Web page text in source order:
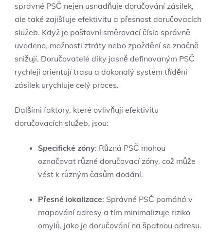
správné PSČ nejen usnadňuje doručování zásilek,
ale také zajišťuje efektivitu a přesnost doručovacích
služeb. Když je poštovní směrovací číslo správně
uvedeno, možnosti ztráty nebo zpoždění se značně
snižují. Doručovatelé díky jasně definovaným PSČ
rychleji orientují trasu a dokonalý systém třídění
zásilek urychluje celý proces.
Dalšími faktory, které ovlivňují efektivitu
doručovacích služeb, jsou:
Specifické zóny: Různá PSČ mohou
označovat různé doručovací zóny, což může
vést k různým časům dodání.
Přesné lokalizace: Správné PSČ pomáhá v
mapování adresy a tím minimalizuje riziko
omylů, jako je doručování na špatnou adresu.